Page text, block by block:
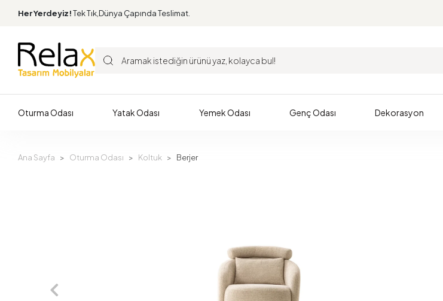
Her Yerdeyiz!Tek Tık,Dünya Çapında Teslimat.
Oturma Odası Yatak Odası Yemek Odası Genç Odası Dekorasyon
Ana Sayfa Oturma Odası Koltuk Berjer